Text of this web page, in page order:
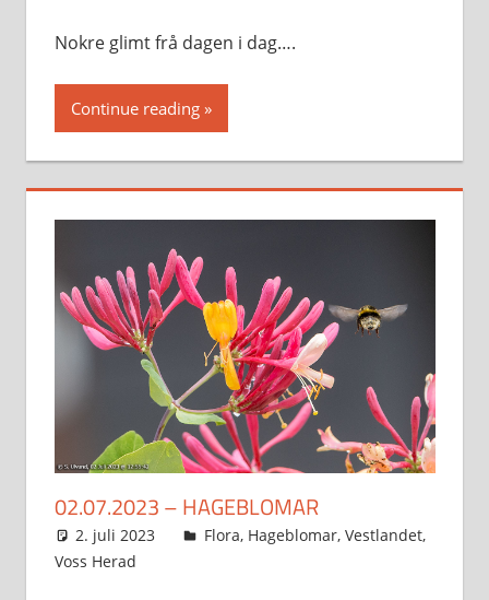
Nokre glimt frå dagen i dag….
Continue reading
02.07.2023 – HAGEBLOMAR
2. juli 2023 Svein
Flora, Hageblomar, Vestlandet,
Voss Herad